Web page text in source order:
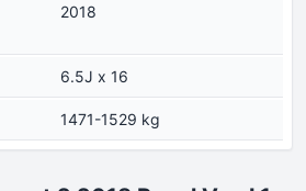
2018
6.5J x 16
1471-1529 kg